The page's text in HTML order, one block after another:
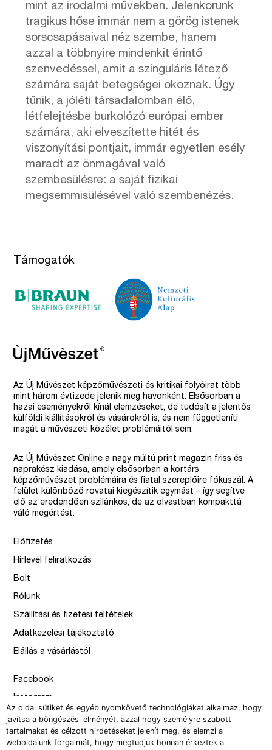
Az oldal sütiket és egyéb nyomkövető technológiákat alkalmaz, hogy
javítsa a böngészési élményét, azzal hogy személyre szabott
tartalmakat és célzott hirdetéseket jelenít meg, és elemzi a
weboldalunk forgalmát, hogy megtudjuk honnan érkeztek a
mint az irodalmi művekben. Jelenkorunk
tragikus hőse immár nem a görög istenek
sorscsapásaival néz szembe, hanem
azzal a többnyire mindenkit érintő
szenvedéssel, amit a szinguláris létező
számára saját betegségei okoznak. Úgy
tűnik, a jóléti társadalomban élő,
létfelejtésbe burkolózó európai ember
számára, aki elveszítette hitét és
viszonyítási pontjait, immár egyetlen esély
maradt az önmagával való
szembesülésre: a saját fizikai
megsemmisülésével való szembenézés.
Támogatók
Az Új Művészet képzőművészeti és kritikai folyóirat több
mint három évtizede jelenik meg havonként. Elsősorban a
hazai eseményekről kínál elemzéseket, de tudósít a jelentős
külföldi kiállításokról és vásárokról is, és nem függetleníti
magát a művészeti közélet problémáitól sem.
Az Új Művészet Online a nagy múltú print magazin friss és
naprakész kiadása, amely elsősorban a kortárs
képzőművészet problémáira és fiatal szereplőire fókuszál. A
felület különböző rovatai kiegészítik egymást – így segítve
elő az eredendően szilánkos, de az olvastban kompakttá
váló megértést.
Előfizetés
Hírlevél feliratkozás
Bolt
Rólunk
Szállítási és fizetési feltételek
Adatkezelési tájékoztató
Elállás a vásárlástól
Facebook
Instagram
Issue
–